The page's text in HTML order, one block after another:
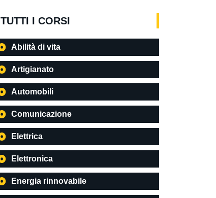
TUTTI I CORSI
Abilità di vita
Artigianato
Automobili
Comunicazione
Elettrica
Elettronica
Energia rinnovabile